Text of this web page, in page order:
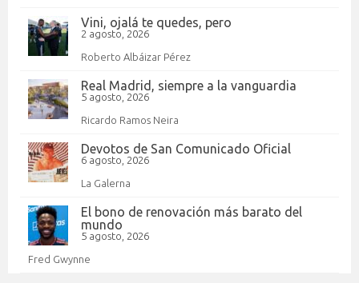
Vini, ojalá te quedes, pero
2 agosto, 2026
Roberto Albáizar Pérez
Real Madrid, siempre a la vanguardia
5 agosto, 2026
Ricardo Ramos Neira
Devotos de San Comunicado Oficial
6 agosto, 2026
La Galerna
El bono de renovación más barato del
mundo
5 agosto, 2026
Fred Gwynne